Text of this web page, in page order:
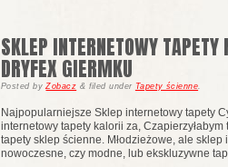
SKLEP INTERNETOWY
DRYFEX GIERMKU
PostedbyZobacz & filed under Tapety ścienne.
Najpopularniejsze Sklep internetowy tapety
internetowy tapety kalorii za,
tapety sklep ścienne. Młodzieżowe, ale
nowoczesne, czy modne, lub ekskluzywne